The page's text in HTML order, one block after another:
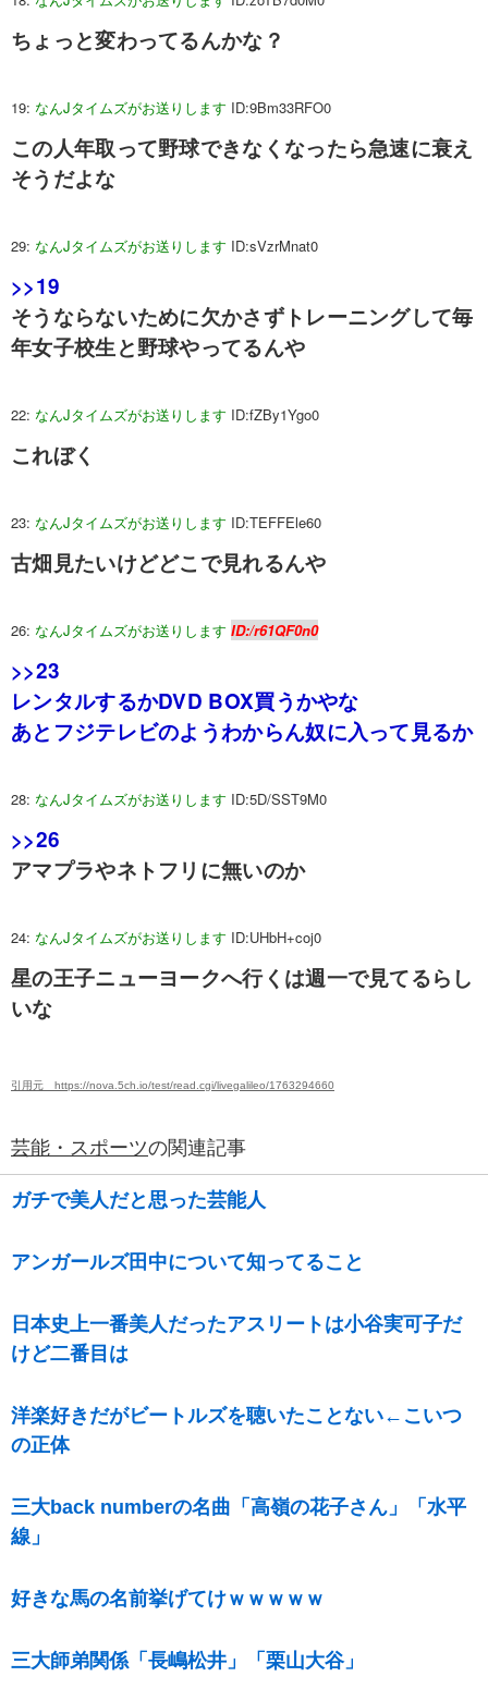
ちょっと変わってるんかな？
19: なんJタイムズがお送りします ID:9Bm33RFO0
この人年取って野球できなくなったら急速に衰え
そうだよな
29: なんJタイムズがお送りします ID:sVzrMnat0
>>19
そうならないために欠かさずトレーニングして毎
年女子校生と野球やってるんや
22: なんJタイムズがお送りします ID:fZBy1Ygo0
これぼく
23: なんJタイムズがお送りします ID:TEFFEle60
古畑見たいけどどこで見れるんや
26: なんJタイムズがお送りします ID:/r61QF0n0
>>23
レンタルするかDVD BOX買うかやな
あとフジテレビのようわからん奴に入って見るか
28: なんJタイムズがお送りします ID:5D/SST9M0
>>26
アマプラやネトフリに無いのか
24: なんJタイムズがお送りします ID:UHbH+coj0
星の王子ニューヨークへ行くは週一で見てるらし
いな
引用元 https://nova.5ch.io/test/read.cgi/livegalileo/1763294660
芸能・スポーツの関連記事
ガチで美人だと思った芸能人
アンガールズ田中について知ってること
日本史上一番美人だったアスリートは小谷実可子だ
けど二番目は
洋楽好きだがビートルズを聴いたことない←こいつ
の正体
三大back numberの名曲「高嶺の花子さん」「水平
線」
好きな馬の名前挙げてけｗｗｗｗｗ
三大師弟関係「長嶋松井」「栗山大谷」